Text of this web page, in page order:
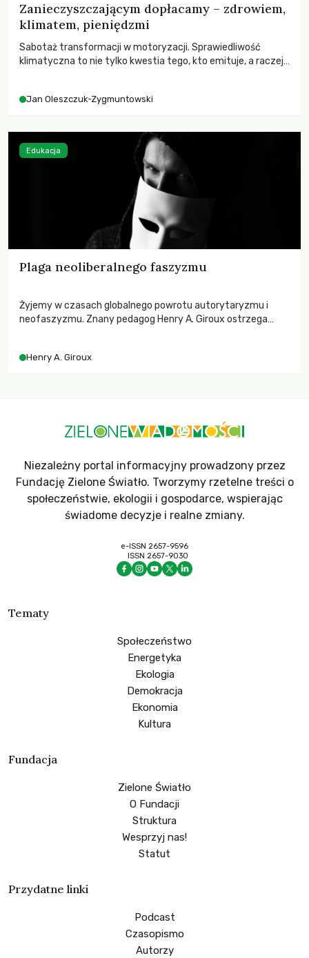
Zanieczyszczającym dopłacamy – zdrowiem,
klimatem, pieniędzmi
Sabotaż transformacji w motoryzacji. Sprawiedliwość
klimatyczna to nie tylko kwestia tego, kto emituje, a raczej
Jan Oleszczuk-Zygmuntowski
Plaga neoliberalnego faszyzmu
Żyjemy w czasach globalnego powrotu autorytaryzmu i
neofaszyzmu. Znany pedagog Henry A. Giroux ostrzega
wychowają świadomych obywateli?
Henry A. Giroux
Edukacja
Niezależny portal informacyjny prowadzony przez
Fundację Zielone Światło. Tworzymy rzetelne treści o
społeczeństwie, ekologii i gospodarce, wspierając
świadome decyzje i realne zmiany.
e-ISSN 2657-9596
ISSN 2657-9030
Tematy
Społeczeństwo
Energetyka
Ekologia
Demokracja
Ekonomia
Kultura
Fundacja
Zielone Światło
O Fundacji
Struktura
Wesprzyj nas!
Statut
Przydatne linki
Podcast
Czasopismo
Autorzy